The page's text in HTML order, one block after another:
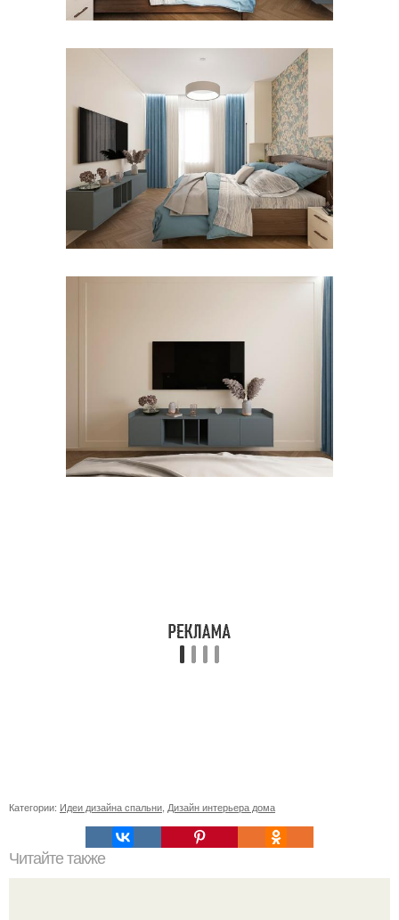
Категории: Идеи дизайна спальни Дизайн интерьера дома
Читайте также